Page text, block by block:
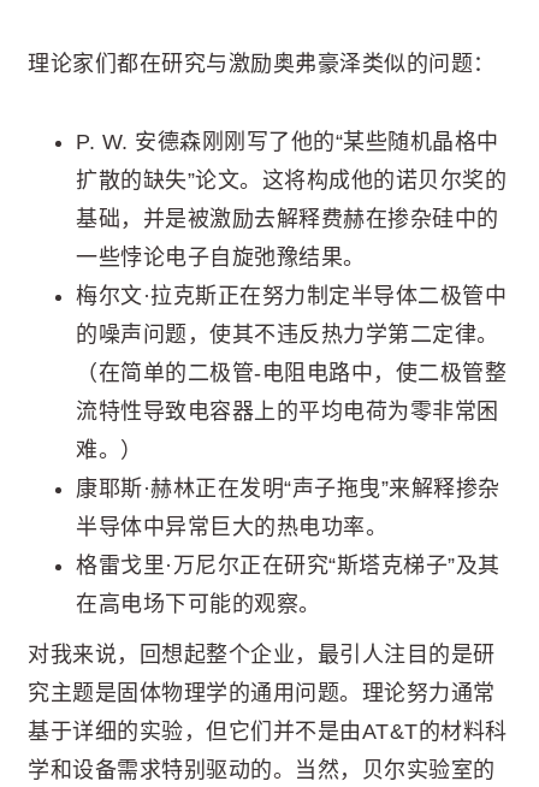
理论家们都在研究与激励奥弗豪泽类似的问题：
P. W. 安德森刚刚写了他的“某些随机晶格中
扩散的缺失”论文。这将构成他的诺贝尔奖的
基础，并是被激励去解释费赫在掺杂硅中的
一些悖论电子自旋弛豫结果。
梅尔文·拉克斯正在努力制定半导体二极管中
的噪声问题，使其不违反热力学第二定律。
（在简单的二极管-电阻电路中，使二极管整
流特性导致电容器上的平均电荷为零非常困
难。）
康耶斯·赫林正在发明“声子拖曳”来解释掺杂
半导体中异常巨大的热电功率。
格雷戈里·万尼尔正在研究“斯塔克梯子”及其
在高电场下可能的观察。
对我来说，回想起整个企业，最引人注目的是研
究主题是固体物理学的通用问题。理论努力通常
基于详细的实验，但它们并不是由AT&T的材料科
学和设备需求特别驱动的。当然，贝尔实验室的